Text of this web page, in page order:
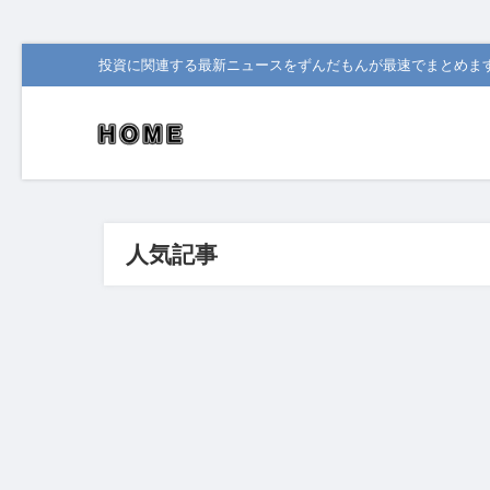
投資に関連する最新ニュースをずんだもんが最速でまとめま
人気記事